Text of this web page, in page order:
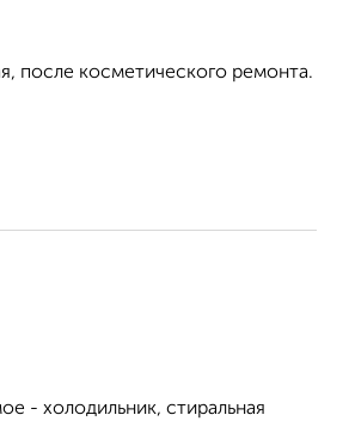
после косметического ремонта.
- холодильник, стиральная